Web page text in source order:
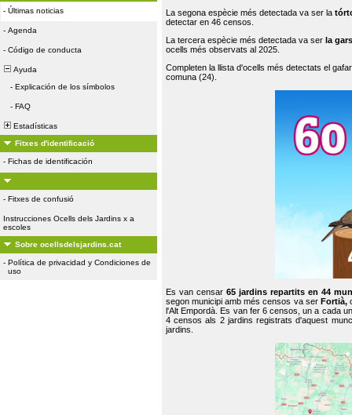
- Últimas noticias
- Agenda
- Código de conducta
Ayuda
- Explicación de los símbolos
- FAQ
Estadísticas
Fitxes d'identificació
- Fichas de identificación
- Fitxes de confusió
Instrucciones Ocells dels Jardins x a
escoles
Sobre ocellsdelsjardins.cat
- Política de privacidad y Condiciones de
uso
La segona espècie més detectada va ser la
detectar en 46 censos.
La tercera espècie més detectada va ser la
ocells més observats al 2025.
Completen la llista d'ocells més detectats el
comuna (24).
Es van censar65 jardins repartits en 44
segon municipi amb més censos va ser Fortià,
l'Alt Empordà. Es van fer 6 censos, un a cada
4 censos als 2 jardins registrats d'aquest
jardins.